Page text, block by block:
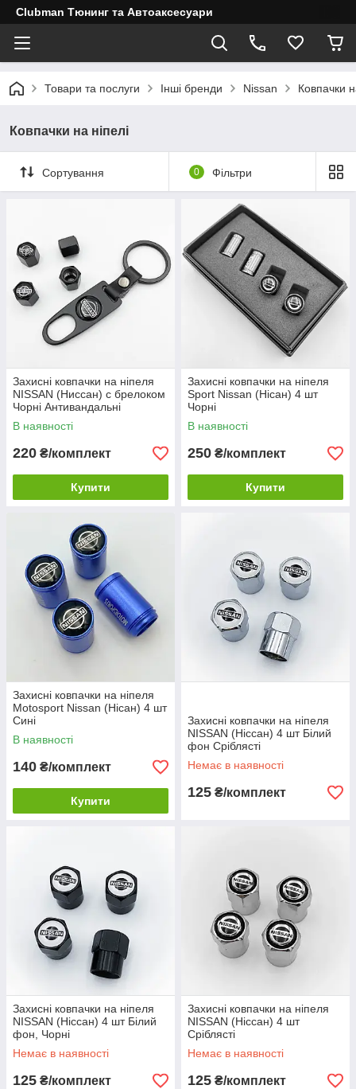
Clubman Тюнинг та Автоаксесуари
Товари та послуги Інші бренди Nissan Ковпачки
Ковпачки на ніпелі
Сортування 0 Фільтри
Захисні ковпачки на ніпеля
NISSAN (Ниссан) c брелоком
Чорні Антивандальні
В наявності
220 ₴/комплект
Купити
Захисні ковпачки на ніпеля
Sport Nissan (Нісан) 4 шт
Чорні
В наявності
250 ₴/комплект
Купити
Захисні ковпачки на ніпеля
Motosport Nissan (Нісан) 4 шт
Сині
В наявності
140 ₴/комплект
Купити
Захисні ковпачки на ніпеля
NISSAN (Ніссан) 4 шт Білий
фон Сріблясті
Немає в наявності
125 ₴/комплект
Захисні ковпачки на ніпеля
NISSAN (Ніссан) 4 шт Білий
фон, Чорні
Немає в наявності
125 ₴/комплект
Захисні ковпачки на ніпеля
NISSAN (Ніссан) 4 шт
Сріблясті
Немає в наявності
125 ₴/комплект